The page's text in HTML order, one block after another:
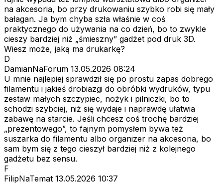
na akcesoria, bo przy drukowaniu szybko robi się mały
bałagan. Ja bym chyba szła właśnie w coś
praktycznego do używania na co dzień, bo to zwykle
cieszy bardziej niż „śmieszny” gadżet pod druk 3D.
Wiesz może, jaką ma drukarkę?
D
DamianNaForum 13.05.2026 08:24
U mnie najlepiej sprawdził się po prostu zapas dobrego
filamentu i jakieś drobiazgi do obróbki wydruków, typu
zestaw małych szczypiec, nożyk i pilniczki, bo to
schodzi szybciej, niż się wydaje i naprawdę ułatwia
zabawę na starcie. Jeśli chcesz coś trochę bardziej
„prezentowego”, to fajnym pomysłem bywa też
suszarka do filamentu albo organizer na akcesoria, bo
sam bym się z tego cieszył bardziej niż z kolejnego
gadżetu bez sensu.
F
FilipNaTemat 13.05.2026 10:37